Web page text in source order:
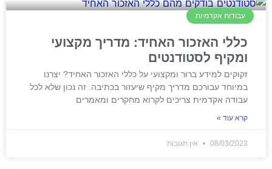
עבודות אקדמיות
כללי האזכור האחיד: מדריך מקצועי
ומקיף לסטודנטים
זקוקים למידע ברור ומקצועי על כללי האזכור האחיד? יצרנו
במיוחד עבורכם מדריך מקיף שיעזור בכתיבה. זה נכון שלא לכל
עבודה אקדמית צריכים לקרוא מחקרים ומאמרים
קרא עוד »
08/03/2023 אין תגובות